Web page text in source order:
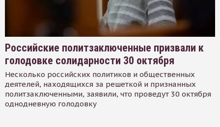
Российские политзаключенные призвали к
голодовке солидарности 30 октября
Несколько российских политиков и общественных
деятелей, находящихся за решеткой и признанных
политзаключенными, заявили, что проведут 30 октября
однодневную голодовку